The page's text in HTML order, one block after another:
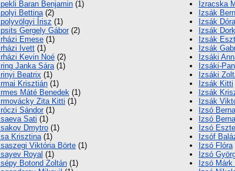
Ipekli Baran Benjamin (1)
Ipolyi Bettina(2)
Ipolyvölgyi Írisz (1)
Ipsits Gergely Gábor(2)
Irházi Emese (1)
Irházi Ivett (1)
Irházi Kevin Noé (2)
Iring Janka Sára(1)
Irinyi Beatrix (1)
Irmai Krisztián (1)
Irmes Máté Benedek (1)
Irmovácky Zita Kitti (1)
Iróczi Sándor(1)
Isaeva Sati (1)
Isakov Dmytro (1)
Isa Krisztina(1)
Isaszegi Viktória Börte (1)
Isayev Royal (1)
Isépy Botond Zoltán (1)
Izracska
Izsák
Izsák Dóra
Izsák
Izsák
Izsák
Izsáki
Izsáki-
Izsáki
Izsák Kitti
Izsák
Izsák
Izsó
Izsó
Izsó
Izsóf
Izsó Flóra
Izsó
Izsó